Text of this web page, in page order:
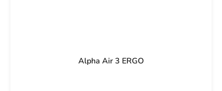
Alpha Air 3 ERGO